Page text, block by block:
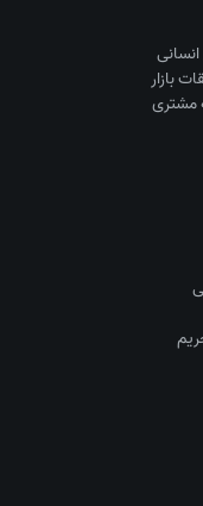
بازار
مشتری